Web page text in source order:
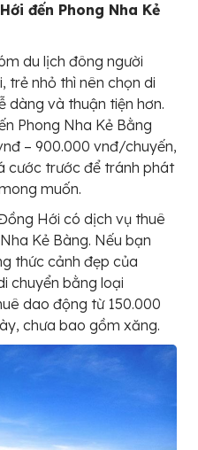
đến Phong Nha Kẻ
du lịch đông người
trẻ nhỏ thì nên chọn di
dàng và thuận tiện hơn.
Phong Nha Kẻ Bằng
– 900.000 vnđ/chuyến,
cước trước để tránh phát
muốn.
Hới có dịch vụ thuê
Kẻ Bàng. Nếu bạn
thức cảnh đẹp của
chuyển bằng loại
dao động từ 150.000
chưa bao gồm xăng.